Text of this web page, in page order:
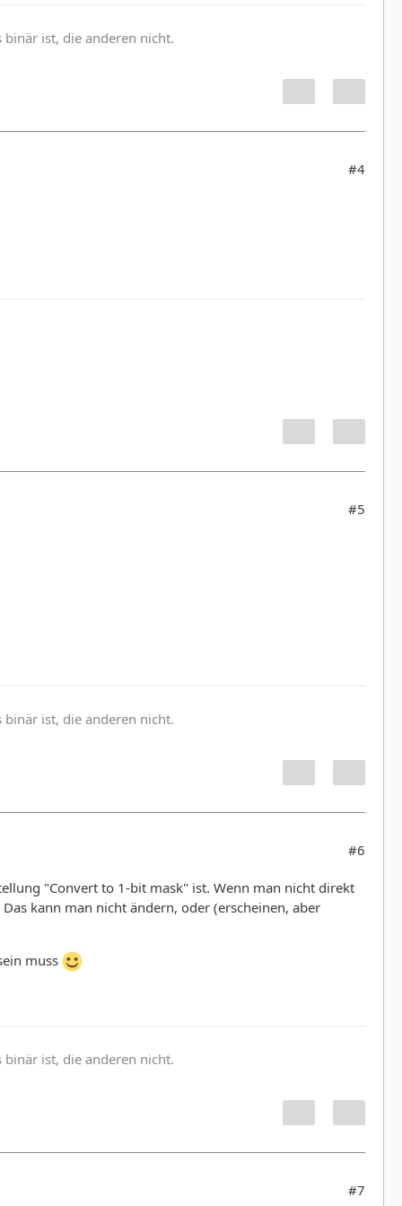
ist, die anderen nicht.
#4
#5
ist, die anderen nicht.
#6
"Convert to 1-bit mask" ist. Wenn man nicht direkt
kann man nicht ändern, oder (erscheinen, aber
muss
ist, die anderen nicht.
#7